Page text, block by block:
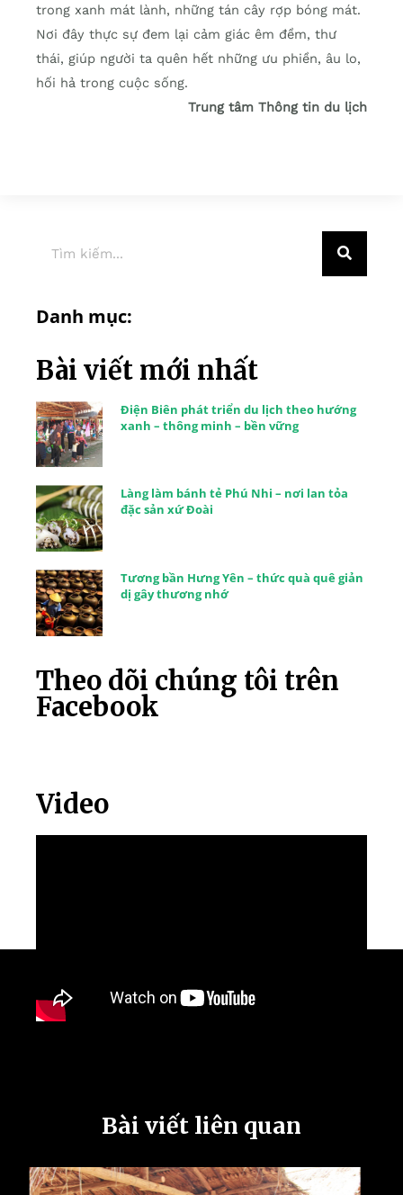
trong xanh mát lành, những tán cây rợp bóng mát.
Nơi đây thực sự đem lại cảm giác êm đềm, thư
thái, giúp người ta quên hết những ưu phiền, âu lo,
hối hả trong cuộc sống.
Trung tâm Thông tin du lịch
Danh mục:
Bài viết mới nhất
Điện Biên phát triển du lịch theo hướng
xanh – thông minh – bền vững
Làng làm bánh tẻ Phú Nhi – nơi lan tỏa
đặc sản xứ Đoài
Tương bần Hưng Yên – thức quà quê giản
dị gây thương nhớ
Theo dõi chúng tôi trên
Facebook
Video
Bài viết liên quan